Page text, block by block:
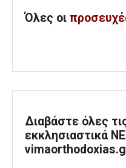
Όλες οι
Διαβάστε όλες
εκκλησιαστικά